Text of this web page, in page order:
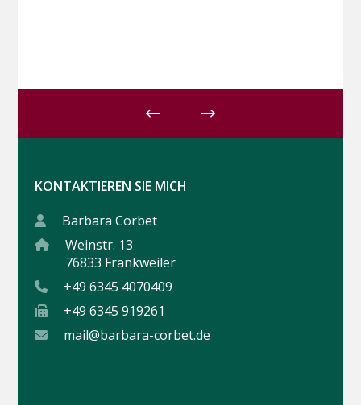
KONTAKTIEREN SIE MICH
Barbara Corbet
Weinstr. 13
76833 Frankweiler
+49 6345 4070409
+49 6345 919261
mail@barbara-corbet.de